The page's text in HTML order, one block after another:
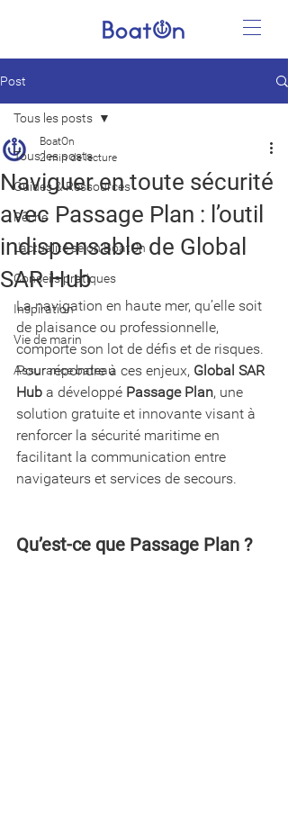
Post
Tous les posts
Guides & Ressources
Pêche
L'actualité selon BoatOn
Conseils pratiques
Inspiration
Vie de marin
Assurance bateau
Tous les posts
Naviguer en toute sécurité
avec Passage Plan : l’outil
indispensable de Global
SAR Hub
BoatOn
2 min de lecture
La navigation en haute mer, qu’elle soit
de plaisance ou professionnelle,
comporte son lot de défis et de risques.
Pour répondre à ces enjeux, Global SAR
Hub a développé Passage Plan, une
solution gratuite et innovante visant à
renforcer la sécurité maritime en
facilitant la communication entre
navigateurs et services de secours.
Qu’est-ce que Passage Plan ?